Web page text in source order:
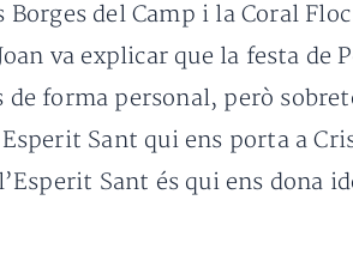
del Camp i la Coral
va explicar que la festa de
de forma personal, però
Sant qui ens porta a
Sant és qui ens dona